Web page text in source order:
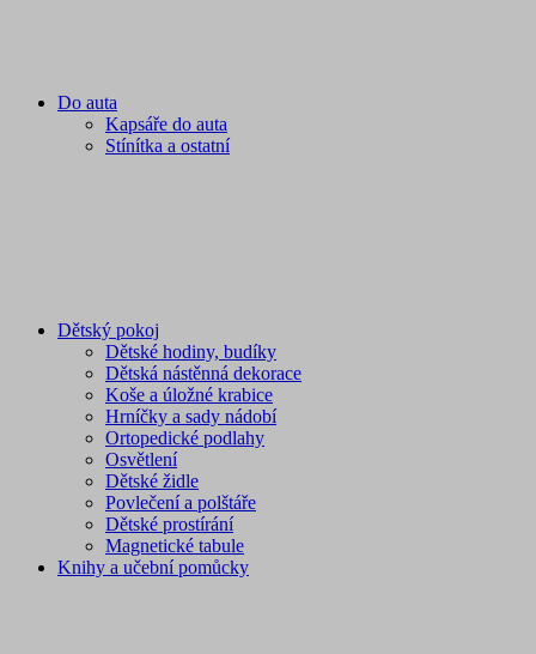
Do auta
Kapsáře do auta
Stínítka a ostatní
Dětský pokoj
Dětské hodiny, budíky
Dětská nástěnná dekorace
Koše a úložné krabice
Hrníčky a sady nádobí
Ortopedické podlahy
Osvětlení
Dětské židle
Povlečení a polštáře
Dětské prostírání
Magnetické tabule
Knihy a učební pomůcky